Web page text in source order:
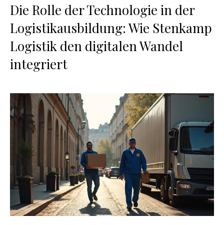
Die Rolle der Technologie in der
Logistikausbildung: Wie Stenkamp
Logistik den digitalen Wandel
integriert